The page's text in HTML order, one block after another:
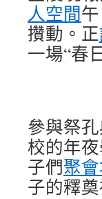
人空間
攢動。正
一場“春
參與祭
校的年
子們聚
子的釋